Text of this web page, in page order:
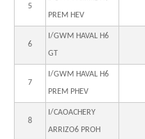
5
PREM HEV
6
I/GWM HAVAL H6
GT
7
I/GWM HAVAL H6
PREM PHEV
8
I/CAOACHERY
ARRIZO6 PROH